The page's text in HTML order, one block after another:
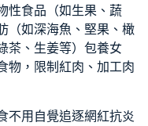
性食品（如生果、蔬
（如深海魚、堅果、橄
、生姜等） 包養女
物，限制紅肉、加工肉
不用自覺追逐網紅抗炎